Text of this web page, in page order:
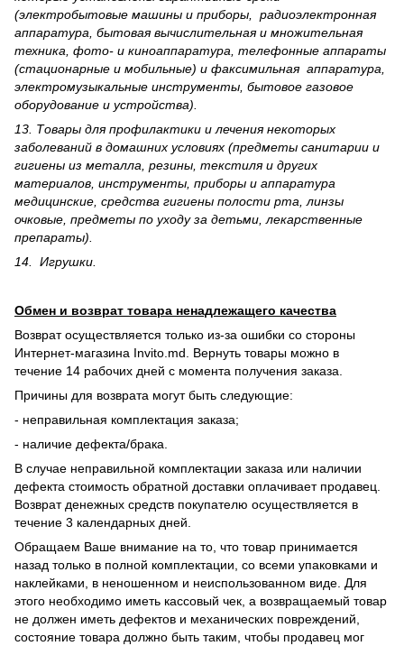
(электробытовые машины и приборы, радиоэлектронная
аппаратура, бытовая вычислительная и множительная
техника, фото- и киноаппаратура, телефонные аппараты
(стационарные и мобильные) и факсимильная аппаратура,
электрому­зыкальные инструменты, бытовое газовое
оборудование и устройства).
13. Товары для профилактики и лечения некоторых
заболеваний в домашних условиях (предметы санитарии и
гигиены из металла, резины, текстиля и других
материалов, инструменты, приборы и аппаратура
медицинские, средства гигиены полости рта, линзы
очковые, предметы по уходу за детьми, лекарственные
препараты).
14. Игрушки.
Обмен и возврат товара ненадлежащего качества
Возврат осуществляется только из-за ошибки со стороны
Интернет-магазина Invito.md. Вернуть товары можно в
течение 14 рабочих дней с момента получения заказа.
Причины для возврата могут быть следующие:
- неправильная комплектация заказа;
- наличие дефекта/брака.
В случае неправильной комплектации заказа или наличии
дефекта стоимость обратной доставки оплачивает продавец.
Возврат денежных средств покупателю осуществляется в
течение 3 календарных дней.
Обращаем Ваше внимание на то, что товар принимается
назад только в полной комплектации, со всеми упаковками и
наклейками, в неношенном и неиспользованном виде. Для
этого необходимо иметь кассовый чек, а возвращаемый товар
не должен иметь дефектов и механических повреждений,
состояние товара должно быть таким, чтобы продавец мог